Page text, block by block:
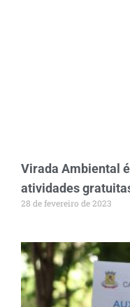
Virada Ambiental
atividades
28 de fevereiro de 2023